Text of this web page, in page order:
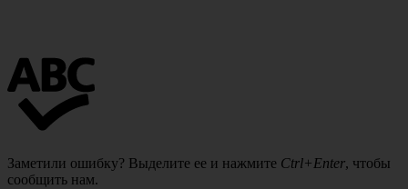
Заметили ошибку? Выделите ее и нажмите Ctrl+Enter, чтобы
сообщить нам.